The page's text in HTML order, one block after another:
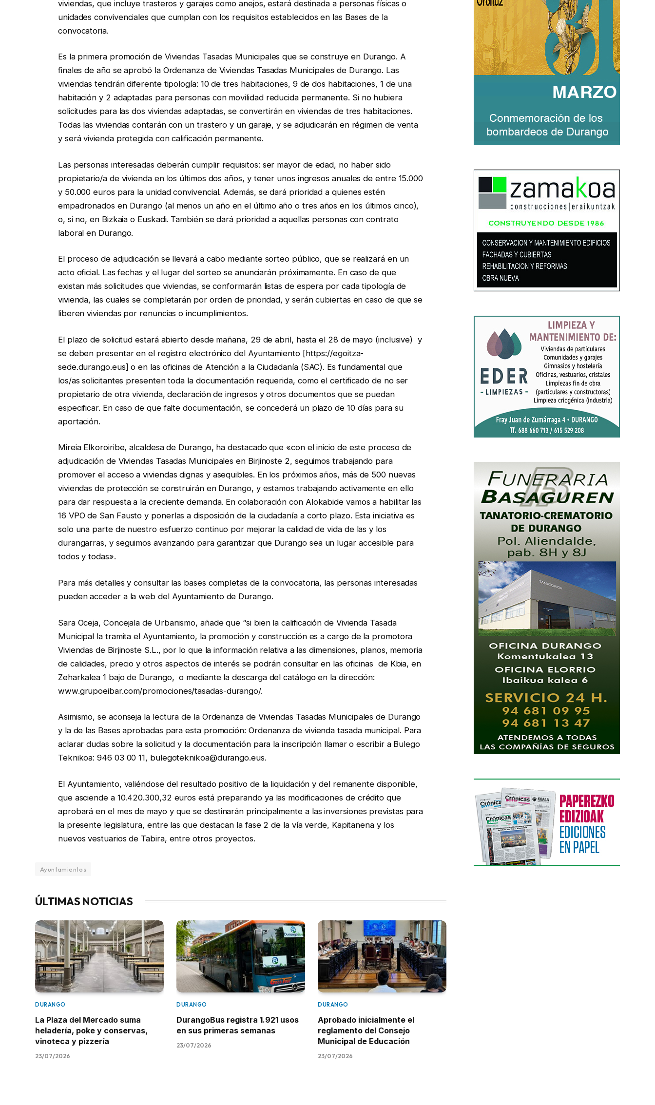
viviendas, que incluye trasteros y garajes como anejos, estará destinada a personas físicas o
unidades convivenciales que cumplan con los requisitos establecidos en las Bases de la
convocatoria.
Es la primera promoción de Viviendas Tasadas Municipales que se construye en Durango. A
finales de año se aprobó la Ordenanza de Viviendas Tasadas Municipales de Durango. Las
viviendas tendrán diferente tipología: 10 de tres habitaciones, 9 de dos habitaciones, 1 de una
habitación y 2 adaptadas para personas con movilidad reducida permanente. Si no hubiera
solicitudes para las dos viviendas adaptadas, se convertirán en viviendas de tres habitaciones.
Todas las viviendas contarán con un trastero y un garaje, y se adjudicarán en régimen de venta
y será vivienda protegida con calificación permanente.
Las personas interesadas deberán cumplir requisitos: ser mayor de edad, no haber sido
propietario/a de vivienda en los últimos dos años, y tener unos ingresos anuales de entre 15.000
y 50.000 euros para la unidad convivencial. Además, se dará prioridad a quienes estén
empadronados en Durango (al menos un año en el último año o tres años en los últimos cinco),
o, si no, en Bizkaia o Euskadi. También se dará prioridad a aquellas personas con contrato
laboral en Durango.
El proceso de adjudicación se llevará a cabo mediante sorteo público, que se realizará en un
acto oficial. Las fechas y el lugar del sorteo se anunciarán próximamente. En caso de que
existan más solicitudes que viviendas, se conformarán listas de espera por cada tipología de
vivienda, las cuales se completarán por orden de prioridad, y serán cubiertas en caso de que se
liberen viviendas por renuncias o incumplimientos.
El plazo de solicitud estará abierto desde mañana, 29 de abril, hasta el 28 de mayo (inclusive) y
se deben presentar en el registro electrónico del Ayuntamiento [https://egoitza-
sede.durango.eus] o en las oficinas de Atención a la Ciudadanía (SAC). Es fundamental que
los/as solicitantes presenten toda la documentación requerida, como el certificado de no ser
propietario de otra vivienda, declaración de ingresos y otros documentos que se puedan
especificar. En caso de que falte documentación, se concederá un plazo de 10 días para su
aportación.
Mireia Elkoroiribe, alcaldesa de Durango, ha destacado que «con el inicio de este proceso de
adjudicación de Viviendas Tasadas Municipales en Birjinoste 2, seguimos trabajando para
promover el acceso a viviendas dignas y asequibles. En los próximos años, más de 500 nuevas
viviendas de protección se construirán en Durango, y estamos trabajando activamente en ello
para dar respuesta a la creciente demanda. En colaboración con Alokabide vamos a habilitar las
16 VPO de San Fausto y ponerlas a disposición de la ciudadanía a corto plazo. Esta iniciativa es
solo una parte de nuestro esfuerzo continuo por mejorar la calidad de vida de las y los
durangarras, y seguimos avanzando para garantizar que Durango sea un lugar accesible para
todos y todas».
Para más detalles y consultar las bases completas de la convocatoria, las personas interesadas
pueden acceder a la web del Ayuntamiento de Durango.
Sara Oceja, Concejala de Urbanismo, añade que “si bien la calificación de Vivienda Tasada
Municipal la tramita el Ayuntamiento, la promoción y construcción es a cargo de la promotora
Viviendas de Birjinoste S.L., por lo que la información relativa a las dimensiones, planos, memoria
de calidades, precio y otros aspectos de interés se podrán consultar en las oficinas de Kbia, en
Zeharkalea 1 bajo de Durango, o mediante la descarga del catálogo en la dirección:
www.grupoeibar.com/promociones/tasadas-durango/.
Asimismo, se aconseja la lectura de la Ordenanza de Viviendas Tasadas Municipales de Durango
y la de las Bases aprobadas para esta promoción: Ordenanza de vivienda tasada municipal. Para
aclarar dudas sobre la solicitud y la documentación para la inscripción llamar o escribir a Bulego
Teknikoa: 946 03 00 11, bulegoteknikoa@durango.eus.
El Ayuntamiento, valiéndose del resultado positivo de la liquidación y del remanente disponible,
que asciende a 10.420.300,32 euros está preparando ya las modificaciones de crédito que
aprobará en el mes de mayo y que se destinarán principalmente a las inversiones previstas para
la presente legislatura, entre las que destacan la fase 2 de la vía verde, Kapitanena y los
nuevos vestuarios de Tabira, entre otros proyectos.
Ayuntamientos
ÚLTIMAS NOTICIAS
DURANGO
La Plaza del Mercado suma
heladería, poke y conservas,
vinoteca y pizzería
23/07/2026
DURANGO
DurangoBus registra 1.921 usos
en sus primeras semanas
23/07/2026
DURANGO
Aprobado inicialmente el
reglamento del Consejo
Municipal de Educación
23/07/2026